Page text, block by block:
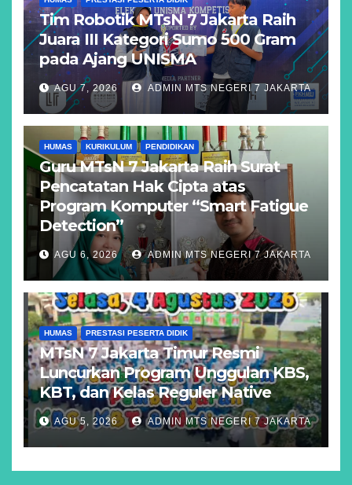
Tim Robotik MTsN 7 Jakarta Raih
Juara III Kategori Sumo 500 Gram
pada Ajang UNISMA
AGU 7, 2026 ADMIN MTS NEGERI 7 JAKARTA
HUMAS KURIKULUM PENDIDIKAN
Guru MTsN 7 Jakarta Raih Surat
Pencatatan Hak Cipta atas
Program Komputer “Smart Fatigue
Detection”
AGU 6, 2026 ADMIN MTS NEGERI 7 JAKARTA
HUMAS PRESTASI PESERTA DIDIK
MTsN 7 Jakarta Timur Resmi
Luncurkan Program Unggulan KBS,
KBT, dan Kelas Reguler Native
AGU 5, 2026 ADMIN MTS NEGERI 7 JAKARTA